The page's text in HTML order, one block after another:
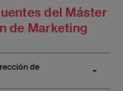
profesional. Si estás
y venir de cualquier parte del
para crecer y aprender
del Máster
de Marketing
de